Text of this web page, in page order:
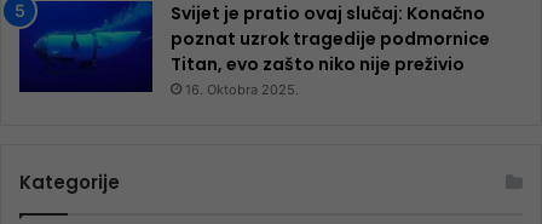
Svijet je pratio ovaj slučaj: Konačno
poznat uzrok tragedije podmornice
Titan, evo zašto niko nije preživio
16. Oktobra 2025.
Kategorije